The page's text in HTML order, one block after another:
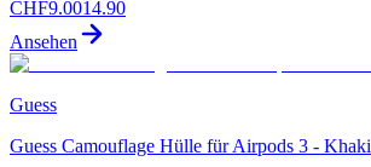
CHF9.0014.90
Ansehen
Guess
Guess Camouflage Hülle für Airpods 3 - Khaki